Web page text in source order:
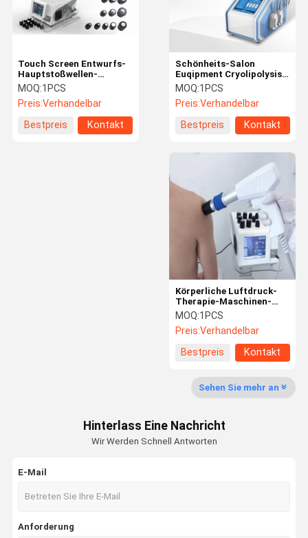
Haus Produkte
Schönheits-Salon
Euqipment Cryolipolysis
EMS Maschinen-CRYO
für Weilght-Verlust mit 4
Griffen
MOQ:1PCS
Preis:Verhandelbar
Bestpreis
Kontakt
Touch Screen Entwurfs-
Hauptstoßwellen-
Therapie-Maschine für
Behandlung der erektilen
Dysfunktion
MOQ:1PCS
Preis:Verhandelbar
Bestpreis
Kontakt
Körperliche Luftdruck-
Therapie-Maschinen-
Hauptgebrauch für
Körper-
Schmerzlinderung 1-
MOQ:1PCS
Preis:Verhandelbar
Bestpreis
Kontakt
Sehen Sie mehr an
Hinterlass Eine Nachricht
Wir Werden Schnell Antworten
E-Mail
Anforderung